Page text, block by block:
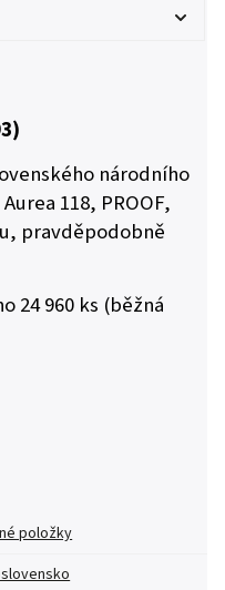
národního
118, PROOF,
pravděpodobně
24 960 ks (běžná
položky